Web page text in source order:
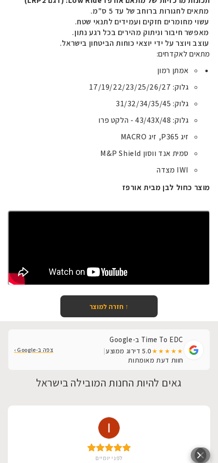
מתאים לחגורות ברוחב של עד 5 ס"מ.
עשוי מחומרים חזקים ועמידים לתנאי שטח.
מאפשר חיבור וניתוק מהירים בכל רגע נתון.
עוצב ויוצר על ידי יוצאי כוחות הביטחון בישראל.
מתאים לאקדחים:
אמתן רמון
גלוק: 17/19/22/23/25/26/27
גלוק: 31/32/34/35/45
גלוק: 43/43X/48 - הלקט פרו
זיג P365, זיג MACRO
סמית אנד ווסון M&P Shield
IWI מצדה
מוצר כחול לבן מבית אורפז
↑ חזרה למוצר
Time To EDC ב-Google
★★★★★
5.0דירוג ממוצע|
חוות דעת מאומתות
צפה ב-Google ›
גאים להיות החנות המובילה בישראל
לפני יומיים